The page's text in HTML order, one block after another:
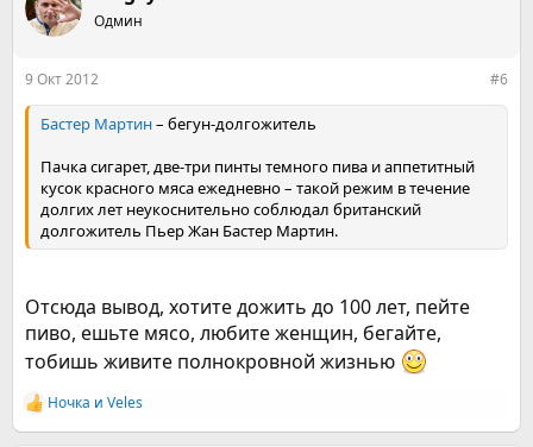
Одмин
9 Окт 2012 #6
Бастер Мартин– бегун-долгожитель
Пачка сигарет, две-три пинты темного пива и аппетитный
кусок красного мяса ежедневно – такой режим в течение
долгих лет неукоснительно соблюдал британский
долгожитель Пьер Жан Бастер Мартин.
Отсюда вывод, хотите дожить до 100 лет, пейте
пиво, ешьте мясо, любите женщин, бегайте,
тобишь живите полнокровной жизнью
Р
е
Ночка и Veles